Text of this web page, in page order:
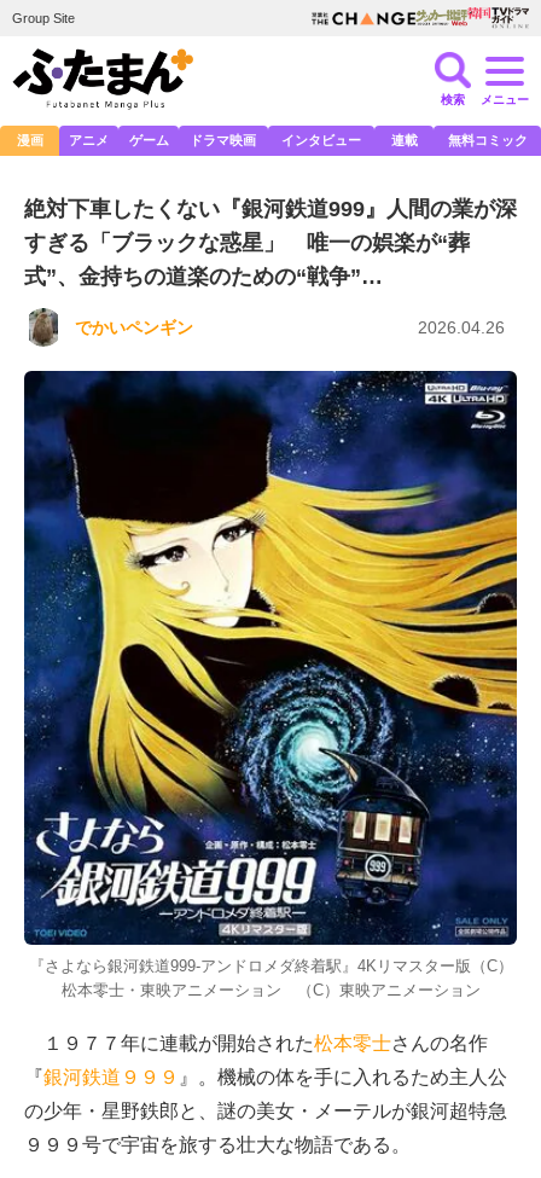
Group Site
検索 メニュー
漫画 アニメ ゲーム ドラマ映画 インタビュー 連載 無料コミック
絶対下車したくない『銀河鉄道999』人間の業が深
すぎる「ブラックな惑星」 唯一の娯楽が“葬
式”、金持ちの道楽のための“戦争”…
でかいペンギン 2026.04.26
『さよなら銀河鉄道999-アンドロメダ終着駅』4Kリマスター版（C）
松本零士・東映アニメーション （C）東映アニメーション
１９７７年に連載が開始された松本零士さんの名作
『銀河鉄道９９９ 』。機械の体を手に入れるため主人公
の少年・星野鉄郎と、謎の美女・メーテルが銀河超特急
９９９号で宇宙を旅する壮大な物語である。